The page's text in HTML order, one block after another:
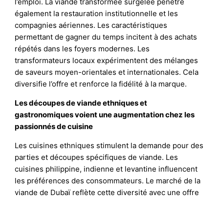
l’emploi. La viande transformée surgelée pénètre
également la restauration institutionnelle et les
compagnies aériennes. Les caractéristiques
permettant de gagner du temps incitent à des achats
répétés dans les foyers modernes. Les
transformateurs locaux expérimentent des mélanges
de saveurs moyen-orientales et internationales. Cela
diversifie l’offre et renforce la fidélité à la marque.
Les découpes de viande ethniques et
gastronomiques voient une augmentation chez les
passionnés de cuisine
Les cuisines ethniques stimulent la demande pour des
parties et découpes spécifiques de viande. Les
cuisines philippine, indienne et levantine influencent
les préférences des consommateurs. Le marché de la
viande de Dubaï reflète cette diversité avec une offre